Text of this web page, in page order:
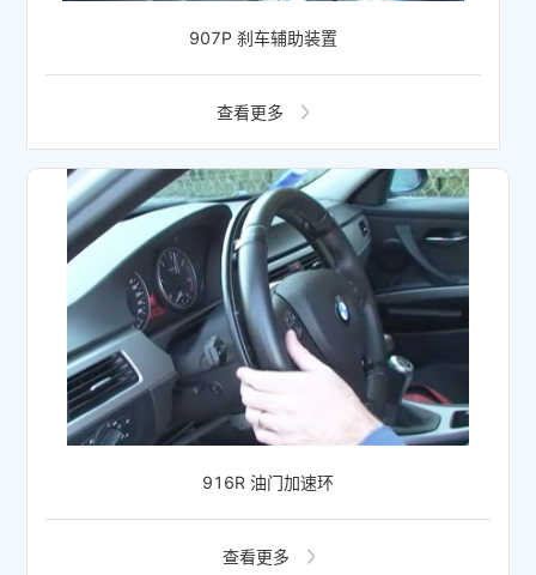
907P 刹车辅助装置
查看更多
916R 油门加速环
查看更多